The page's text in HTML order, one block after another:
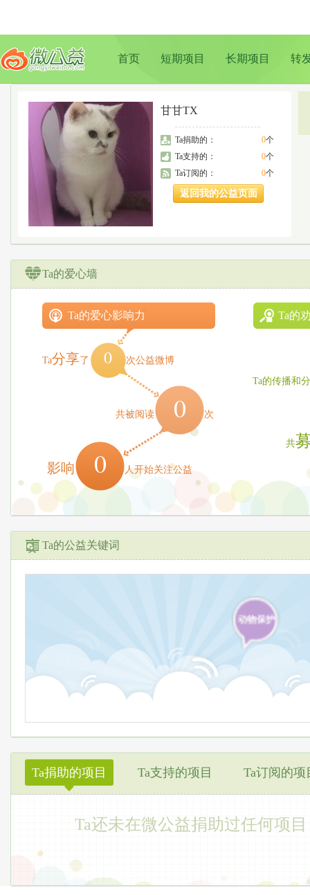
首页 短期项目 长期项目 转
甘甘TX
0个
Ta捐助的：
0个
Ta支持的：
0个
Ta订阅的：
返回我的公益页面
Ta的爱心墙
Ta的爱心影响力
Ta分享了 0 次公益微博
共被阅读 0 次
影响 0 人开始关注公益
Ta的
Ta的传播和
共
Ta的公益关键词
动物保护
Ta捐助的项目
◆
Ta支持的项目 Ta订阅的项
Ta还未在微公益捐助过任何项目